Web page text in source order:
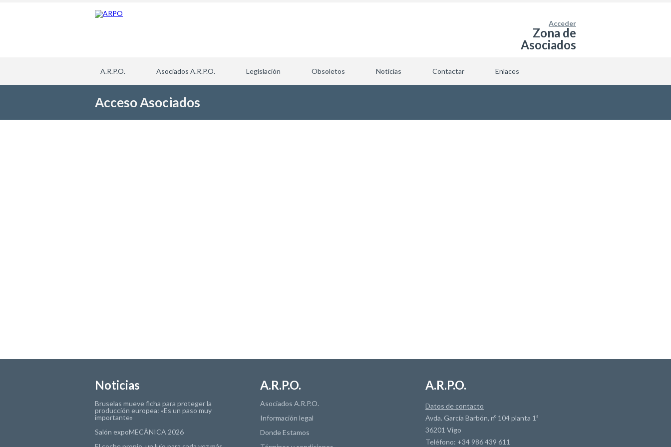
Acceder
Zona de
Asociados
A.R.P.O. Asociados A.R.P.O. Legislación Obsoletos Noticias Contactar Enlaces
Acceso Asociados
Noticias
Bruselas mueve ficha para proteger la
producción europea: «Es un paso muy
importante»
Salón expoMECÂNICA 2026
A.R.P.O.
Asociados A.R.P.O.
Información legal
Donde Estamos
A.R.P.O.
Datos de contacto
Avda. García Barbón, nº 104 planta 1ª
36201 Vigo
Teléfono: +34 986 439 611